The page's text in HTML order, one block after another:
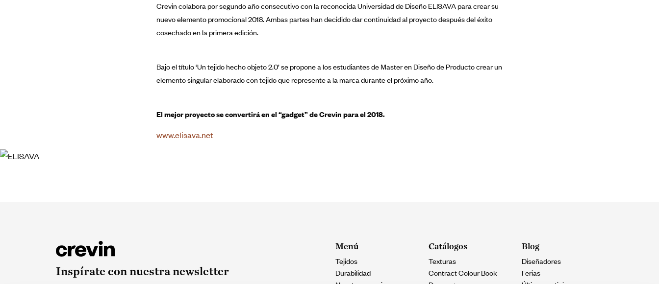
Crevin colabora por segundo año consecutivo con la reconocida Universidad de Diseño ELISAVA para crear su
nuevo elemento promocional 2018. Ambas partes han decidido dar continuidad al proyecto después del éxito
cosechado en la primera edición.
Bajo el título ‘Un tejido hecho objeto 2.0’ se propone a los estudiantes de Master en Diseño de Producto crear un
elemento singular elaborado con tejido que represente a la marca durante el próximo año.
El mejor proyecto se convertirá en el “gadget” de Crevin para el 2018.
www.elisava.net
Inspírate con nuestra newsletter
Menú
Tejidos
Durabilidad
Catálogos
Texturas
Contract Colour Book
Blog
Diseñadores
Ferias